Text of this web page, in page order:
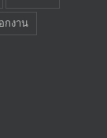
กงาน